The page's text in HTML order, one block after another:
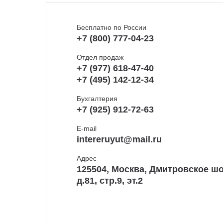
Бесплатно по России
+7 (800) 777-04-23
Отдел продаж
+7 (977) 618-47-40
+7 (495) 142-12-34
Бухгалтерия
+7 (925) 912-72-63
E-mail
intereruyut@mail.ru
Адрес
125504, Москва, Дмитровское
д.81, стр.9, эт.2